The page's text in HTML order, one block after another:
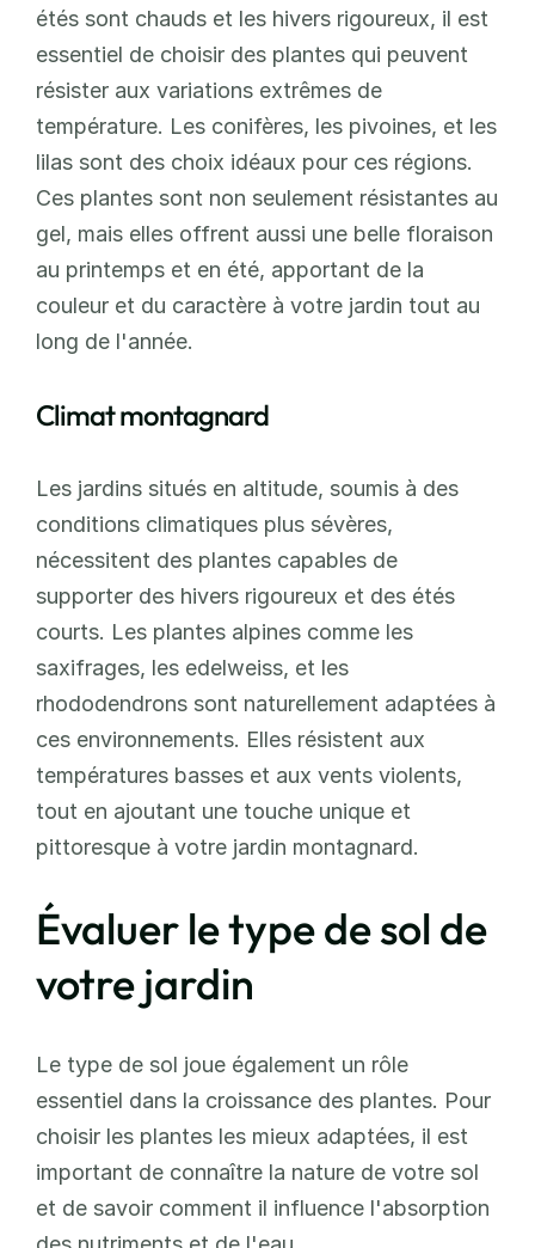
étés sont chauds et les hivers rigoureux, il est
essentiel de choisir des plantes qui peuvent
résister aux variations extrêmes de
température. Les conifères, les pivoines, et les
lilas sont des choix idéaux pour ces régions.
Ces plantes sont non seulement résistantes au
gel, mais elles offrent aussi une belle floraison
au printemps et en été, apportant de la
couleur et du caractère à votre jardin tout au
long de l'année.
Climat montagnard
Les jardins situés en altitude, soumis à des
conditions climatiques plus sévères,
nécessitent des plantes capables de
supporter des hivers rigoureux et des étés
courts. Les plantes alpines comme les
saxifrages, les edelweiss, et les
rhododendrons sont naturellement adaptées à
ces environnements. Elles résistent aux
températures basses et aux vents violents,
tout en ajoutant une touche unique et
pittoresque à votre jardin montagnard.
Évaluer le type de sol de
votre jardin
Le type de sol joue également un rôle
essentiel dans la croissance des plantes. Pour
choisir les plantes les mieux adaptées, il est
important de connaître la nature de votre sol
et de savoir comment il influence l'absorption